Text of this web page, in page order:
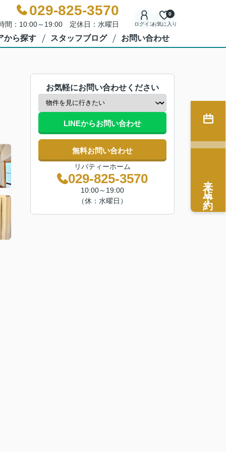
029-825-3570
間：10:00～19:00 定休日：水曜日 ログインお気に入り
0
から探す スタッフブログ お問い合わせ
お気軽にお問い合わせください
LINEからお問い合わせ
無料お問い合わせ
リバティーホーム
029-825-3570
10:00～19:00
（休：水曜日）
来店予約